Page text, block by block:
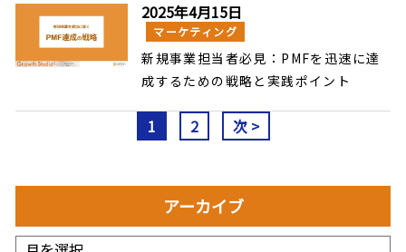
2025年4月15日
マーケティング
新規事業担当者必見：PMFを迅速に達
成するための戦略と実践ポイント
1 2 次 >
アーカイブ